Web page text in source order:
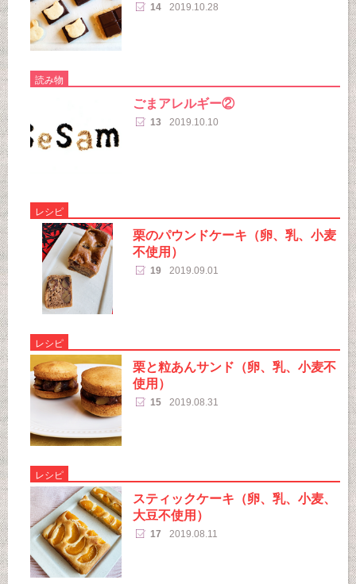
14 2019.10.28
読み物
ごまアレルギー②
13 2019.10.10
レシピ
栗のパウンドケーキ（卵、乳、小麦
不使用）
19 2019.09.01
レシピ
栗と粒あんサンド（卵、乳、小麦不
使用）
15 2019.08.31
レシピ
スティックケーキ（卵、乳、小麦、
大豆不使用）
17 2019.08.11